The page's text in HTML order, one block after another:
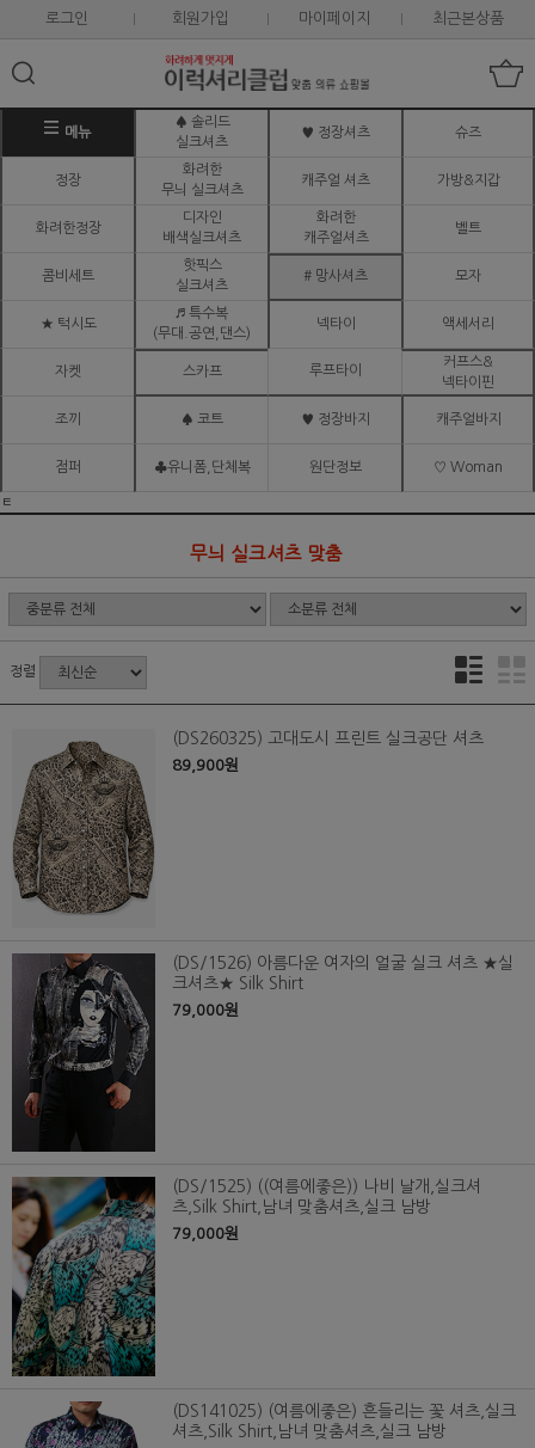
로그인 회원가입 마이페이지 최근본상품
메뉴
♠ 솔리드
실크셔츠
♥ 정장셔츠 슈즈
정장
화려한
무늬 실크셔츠
캐주얼 셔츠 가방&지갑
화려한정장
디자인
배색실크셔츠
화려한
캐주얼셔츠
벨트
콤비세트
핫픽스
실크셔츠
# 망사셔츠 모자
★ 턱시도
♬ 특수복
(무대.공연,댄스)
넥타이 액세서리
자켓 스카프 루프타이
커프스&
넥타이핀
조끼 ♠ 코트 ♥ 정장바지 캐주얼바지
점퍼 ♣유니폼,단체복 원단정보 ♡ Woman
ㅌ
무늬 실크셔츠 맞춤
정렬
(DS260325) 고대도시 프린트 실크공단 셔츠
89,900원
(DS/1526) 아름다운 여자의 얼굴 실크 셔츠 ★실
크셔츠★ Silk Shirt
79,000원
(DS/1525) ((여름에좋은)) 나비 날개,실크셔
츠,Silk Shirt,남녀 맞춤셔츠,실크 남방
79,000원
(DS141025) (여름에좋은) 흔들리는 꽃 셔츠,실크
셔츠,Silk Shirt,남녀 맞춤셔츠,실크 남방